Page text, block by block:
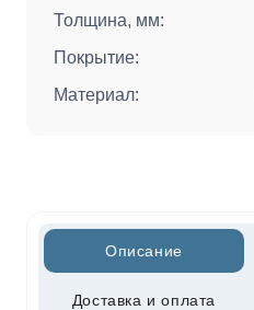
Толщина, мм:
Покрытие:
Материал:
Описание
Доставка и оплата